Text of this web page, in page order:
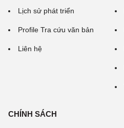
Lịch sử phát triển
Profile Tra cứu văn bản
Liên hệ
CHÍNH SÁCH